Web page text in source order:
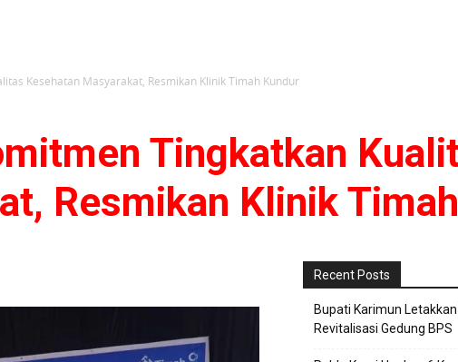
Kesehatan Masyarakat, Resmikan Klinik Timah Kundur
Tingkatkan
Resmikan Klinik
Recent Posts
Bupati Karimun
Revitalisasi Gedung BPS